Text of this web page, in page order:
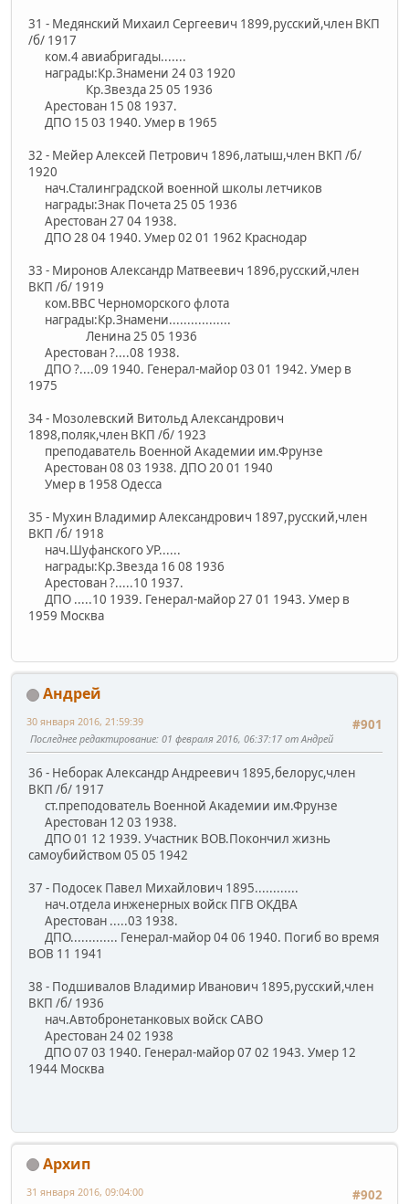
31 - Медянский Михаил Сергеевич 1899,русский,член ВКП
/б/ 1917
ком.4 авиабригады.......
награды:Кр.Знамени 24 03 1920
Кр.Звезда 25 05 1936
Арестован 15 08 1937.
ДПО 15 03 1940. Умер в 1965
32 - Мейер Алексей Петрович 1896,латыш,член ВКП /б/
1920
нач.Сталинградской военной школы летчиков
награды:Знак Почета 25 05 1936
Арестован 27 04 1938.
ДПО 28 04 1940. Умер 02 01 1962 Краснодар
33 - Миронов Александр Матвеевич 1896,русский,член
ВКП /б/ 1919
ком.ВВС Черноморского флота
награды:Кр.Знамени.................
Ленина 25 05 1936
Арестован ?....08 1938.
ДПО ?....09 1940. Генерал-майор 03 01 1942. Умер в
1975
34 - Мозолевский Витольд Александрович
1898,поляк,член ВКП /б/ 1923
преподаватель Военной Академии им.Фрунзе
Арестован 08 03 1938. ДПО 20 01 1940
Умер в 1958 Одесса
35 - Мухин Владимир Александрович 1897,русский,член
ВКП /б/ 1918
нач.Шуфанского УР......
награды:Кр.Звезда 16 08 1936
Арестован ?.....10 1937.
ДПО .....10 1939. Генерал-майор 27 01 1943. Умер в
1959 Москва
Андрей
#901
30 января 2016, 21:59:39
Последнее редактирование: 01 февраля 2016, 06:37:17 от Андрей
36 - Неборак Александр Андреевич 1895,белорус,член
ВКП /б/ 1917
ст.преподователь Военной Академии им.Фрунзе
Арестован 12 03 1938.
ДПО 01 12 1939. Участник ВОВ.Покончил жизнь
самоубийством 05 05 1942
37 - Подосек Павел Михайлович 1895............
нач.отдела инженерных войск ПГВ ОКДВА
Арестован .....03 1938.
ДПО............. Генерал-майор 04 06 1940. Погиб во время
ВОВ 11 1941
38 - Подшивалов Владимир Иванович 1895,русский,член
ВКП /б/ 1936
нач.Автобронетанковых войск САВО
Арестован 24 02 1938
ДПО 07 03 1940. Генерал-майор 07 02 1943. Умер 12
1944 Москва
Архип
#902
31 января 2016, 09:04:00